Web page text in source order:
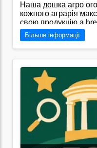
Наша дошка агро
кожного аграрія
свою продукцію.a
sells.com/a/
Більше інформації